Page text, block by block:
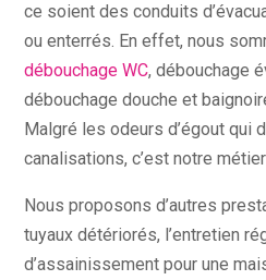
ce soient des conduits
ou enterrés. En effet, nous
débouchage WC, débouchage
débouchage douche et
Malgré les odeurs d’égout qui
canalisations, c’est notre
Nous proposons d’autres
tuyaux détériorés, l’entretien
d’assainissement pour une